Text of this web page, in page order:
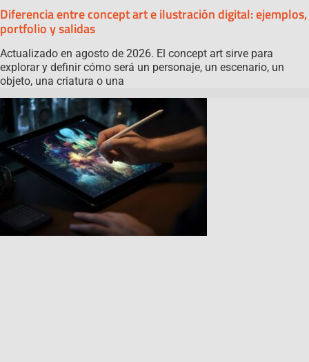
Diferencia entre concept art e ilustración digital: ejemplos,
portfolio y salidas
Actualizado en agosto de 2026. El concept art sirve para
explorar y definir cómo será un personaje, un escenario, un
objeto, una criatura o una